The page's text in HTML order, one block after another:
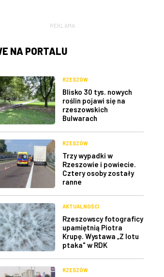
REKLAMA
NA PORTALU
RZESZÓW
Blisko 30 tys. nowych
roślin pojawi się na
rzeszowskich
Bulwarach
RZESZÓW
Trzy wypadki w
Rzeszowie i powiecie.
Cztery osoby zostały
ranne
AKTUALNOŚCI
Rzeszowscy fotograficy
upamiętnią Piotra
Krupę. Wystawa „Z lotu
ptaka" w RDK
RZESZÓW